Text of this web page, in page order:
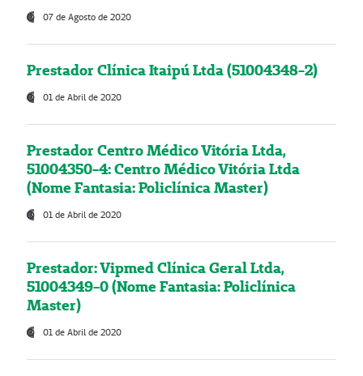
07 de Agosto de 2020
Prestador Clínica Itaipú Ltda (51004348-2)
01 de Abril de 2020
Prestador Centro Médico Vitória Ltda,
51004350-4: Centro Médico Vitória Ltda
(Nome Fantasia: Policlínica Master)
01 de Abril de 2020
Prestador: Vipmed Clínica Geral Ltda,
51004349-0 (Nome Fantasia: Policlínica
Master)
01 de Abril de 2020